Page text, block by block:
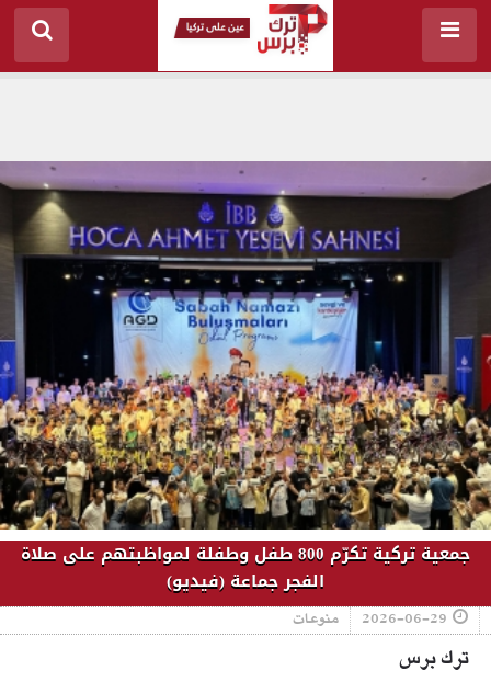
جمعية تركية تكرّم 800 طفل وطفلة لمواظبتهم على صلاة
الفجر جماعة (فيديو)
2026-06-29 منوعات
ترك برس